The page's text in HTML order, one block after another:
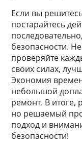
Если вы
постарайтесь
безопасности.
проверяйте
своих силах,
Экономия
небольшой
ремонт. В итоге,
но решаемый
подход и
безопасности!